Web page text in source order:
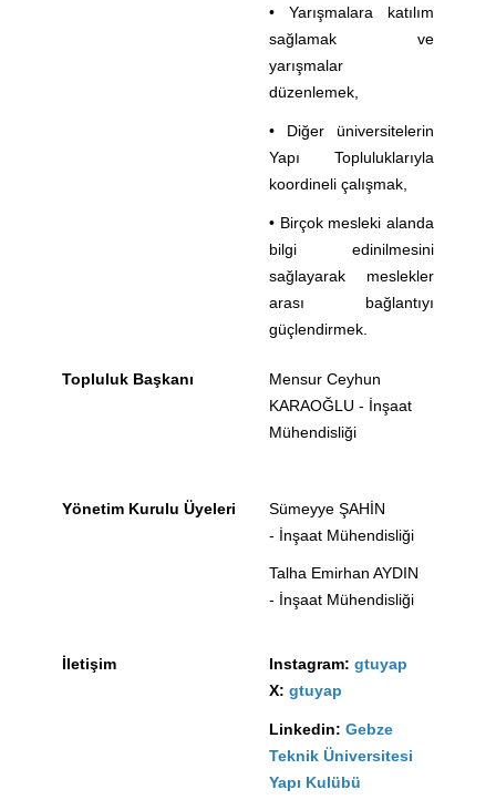
• Yarışmalara katılım
sağlamak ve
yarışmalar
düzenlemek,
• Diğer üniversitelerin
Yapı Topluluklarıyla
koordineli çalışmak,
• Birçok mesleki alanda
bilgi edinilmesini
sağlayarak meslekler
arası bağlantıyı
güçlendirmek.
Topluluk Başkanı
Mensur Ceyhun
KARAOĞLU - İnşaat
Mühendisliği
Yönetim Kurulu Üyeleri
Sümeyye ŞAHİN
- İnşaat Mühendisliği
Talha Emirhan AYDIN
- İnşaat Mühendisliği
İletişim Instagram: gtuyap
X: gtuyap
Linkedin: Gebze
Teknik Üniversitesi
Yapı Kulübü